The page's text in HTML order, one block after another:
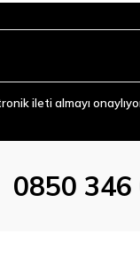
ileti almayı
0850 346